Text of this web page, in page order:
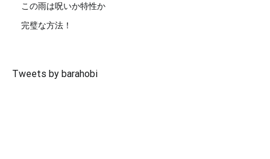
この雨は呪いか特性か
完璧な方法！
Tweets by barahobi